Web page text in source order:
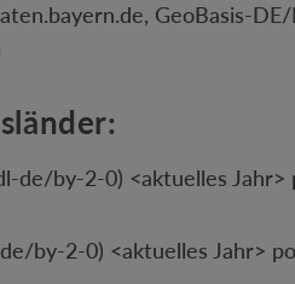
GeoBasis-
de/by-2-0) <aktuelles Jahr>
by-2-0) <aktuelles Jahr>